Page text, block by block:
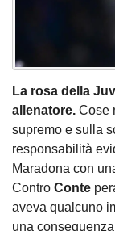
La rosa della
allenatore. Cose
supremo e sulla
responsabilità
Maradona con
Contro Conte
aveva qualcuno
una